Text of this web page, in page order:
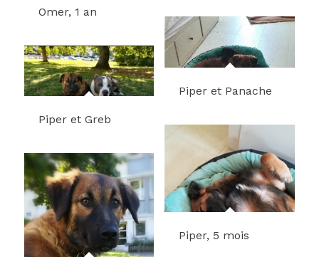
Omer, 1 an
Piper et Panache
Piper et Greb
Piper, 5 mois